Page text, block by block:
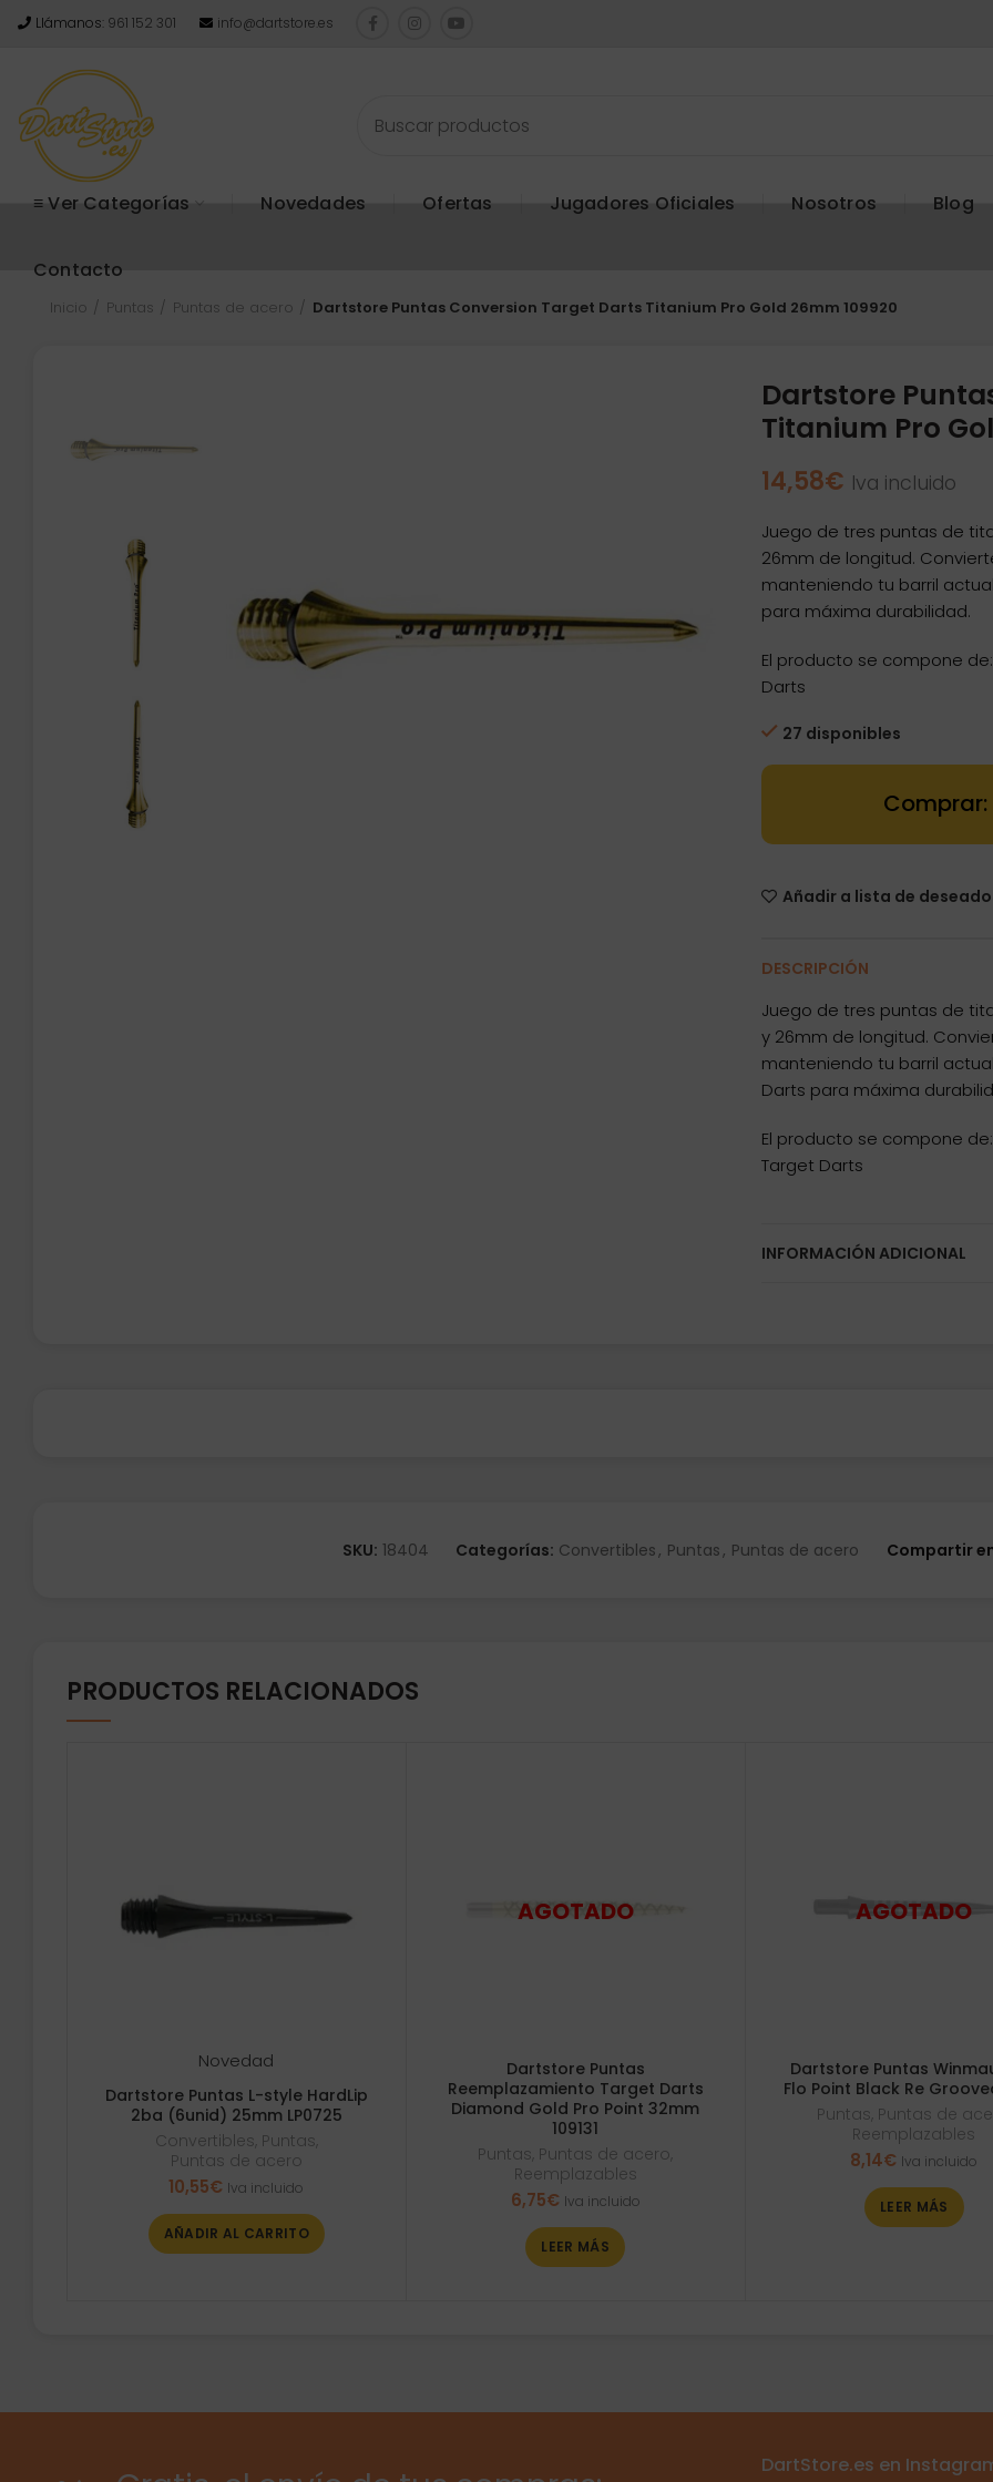
Llámanos: 961 152 301 info@dartstore.es
≡ Ver Categorías Novedades Ofertas Jugadores Oficiales Nosotros Blog
Contacto
Inicio Puntas Puntas de acero Dartstore Puntas Conversion Target Darts Titanium Pro Gold 26mm 109920
Dartstore
Titanium Pro
14,58€ Iva incluido
Juego de tres puntas de
26mm de longitud.
manteniendo tu barril
para máxima durabilidad.
El producto se compone
Darts
27 disponibles
Dartstore
Añadir a lista de
DESCRIPCIÓN
Juego de tres puntas de
y 26mm de longitud.
manteniendo tu barril
Darts para máxima
El producto se compone
Target Darts
INFORMACIÓN ADICIONAL
SKU: 18404 Categorías: Convertibles, Puntas, Puntas de acero Compartir
PRODUCTOS RELACIONADOS
Novedad
Dartstore Puntas L-style HardLip
2ba (6unid) 25mm LP0725
Convertibles, Puntas,
Puntas de acero
10,55€ Iva incluido
AÑADIR AL CARRITO
Dartstore Puntas
Reemplazamiento Target Darts
Diamond Gold Pro Point 32mm
109131
Puntas, Puntas de acero,
Reemplazables
6,75€ Iva incluido
LEER MÁS
Dartstore Puntas
Flo Point Black Re
Puntas, Puntas de
Reemplazables
8,14€ Iva incluido
LEER MÁS
DartStore.es en